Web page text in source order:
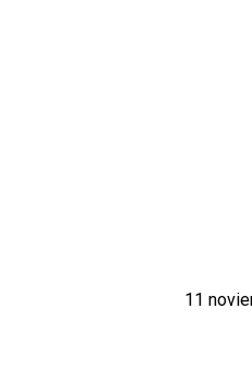
11